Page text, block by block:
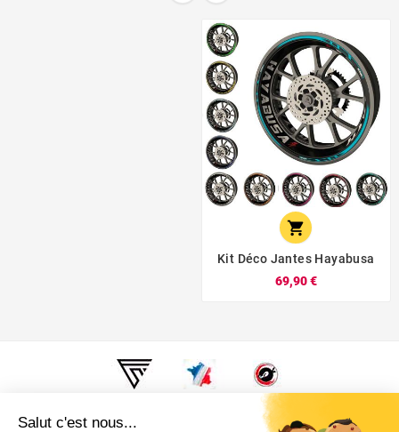

Kit Déco Jantes Hayabusa
69,90 €
Super Fabrique, c'est fabriqué en France, Au fin fond de la